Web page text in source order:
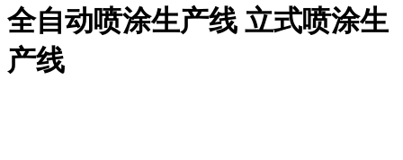
全自动喷涂生产线 立式喷涂生
产线